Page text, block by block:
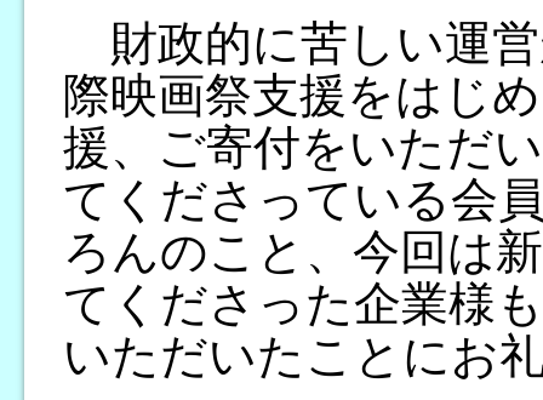
財政的に苦しい運
際映画祭支援をはじ
援、ご寄付をいただ
てくださっている会
ろんのこと、今回は
てくださった企業様
いただいたことにお